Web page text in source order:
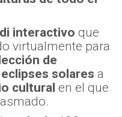
interactivo que
virtualmente para
de
solares a
cultural en el que